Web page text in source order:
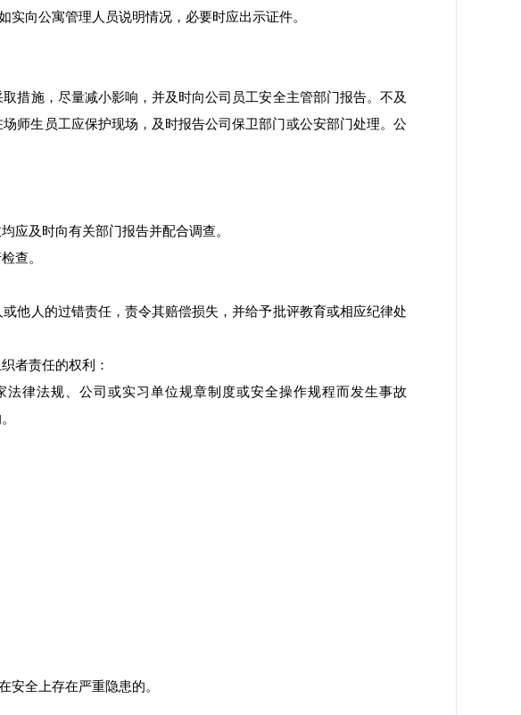
实向公寓管理人员说明情况，必要时应出示证件。
措施，尽量减小影响，并及时向公司员工安全主管部门报告。不及
师生员工应保护现场，及时报告公司保卫部门或公安部门处理。公
应及时向有关部门报告并配合调查。
查。
他人的过错责任，责令其赔偿损失，并给予批评教育或相应纪律处
者责任的权利：
律法规、公司或实习单位规章制度或安全操作规程而发生事故
安全上存在严重隐患的。